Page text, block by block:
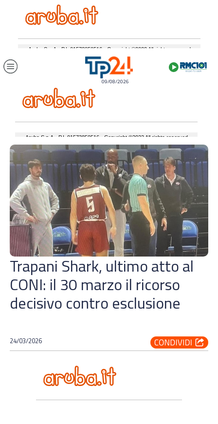
09/08/2026
Trapani Shark, ultimo atto al
CONI: il 30 marzo il ricorso
decisivo contro esclusione
24/03/2026